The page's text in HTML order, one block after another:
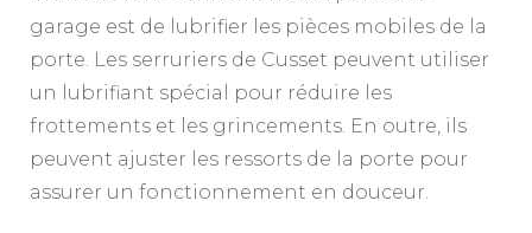
garage est de lubrifier les pièces mobiles de la
porte. Les serruriers de Cusset peuvent utiliser
un lubrifiant spécial pour réduire les
frottements et les grincements. En outre, ils
peuvent ajuster les ressorts de la porte pour
assurer un fonctionnement en douceur.